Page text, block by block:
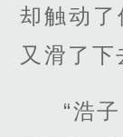
却触动了
又滑了下
“浩